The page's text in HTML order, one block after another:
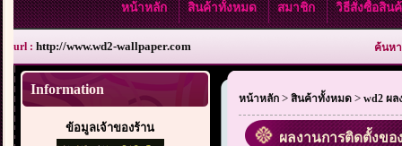
หน้าหลัก สินค้าทั้งหมด สมาชิก วิธีสั่งซื้อสิน
url : http://www.wd2-wallpaper.com ค้นห
Information
ข้อมูลเจ้าของร้าน
หน้าหลัก > สินค้าทั้งหมด > wd2 ผล
ผลงานการติดตั้งขอ